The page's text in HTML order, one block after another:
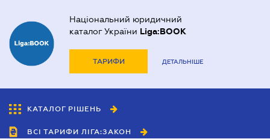
Національний юридичний
каталог України Liga:BOOK
ТАРИФИ ДЕТАЛЬНІШЕ
КАТАЛОГ РІШЕНЬ
ВСІ ТАРИФИ ЛІГА:ЗАКОН